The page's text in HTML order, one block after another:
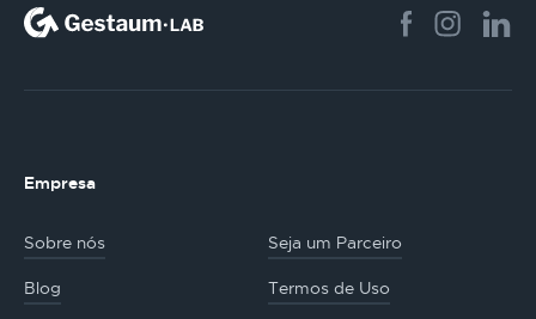
Empresa
Sobre nós Seja um Parceiro
Blog Termos de Uso